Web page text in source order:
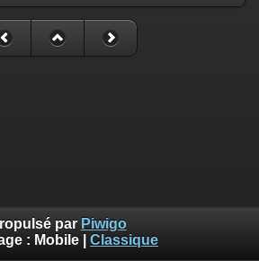
par Piwigo
: Mobile Classique